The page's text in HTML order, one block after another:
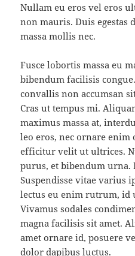
Nullam eu eros vel eros
non mauris. Duis egestas
massa mollis nec.
Fusce lobortis massa eu
bibendum facilisis
convallis non accumsan
Cras ut tempus mi.
maximus massa at,
leo eros, nec ornare
efficitur velit ut ultrices.
purus, et bibendum urna.
Suspendisse vitae varius
lectus eu enim rutrum, id
Vivamus sodales
magna facilisis sit amet.
amet ornare id, posuere
dolor dapibus luctus.